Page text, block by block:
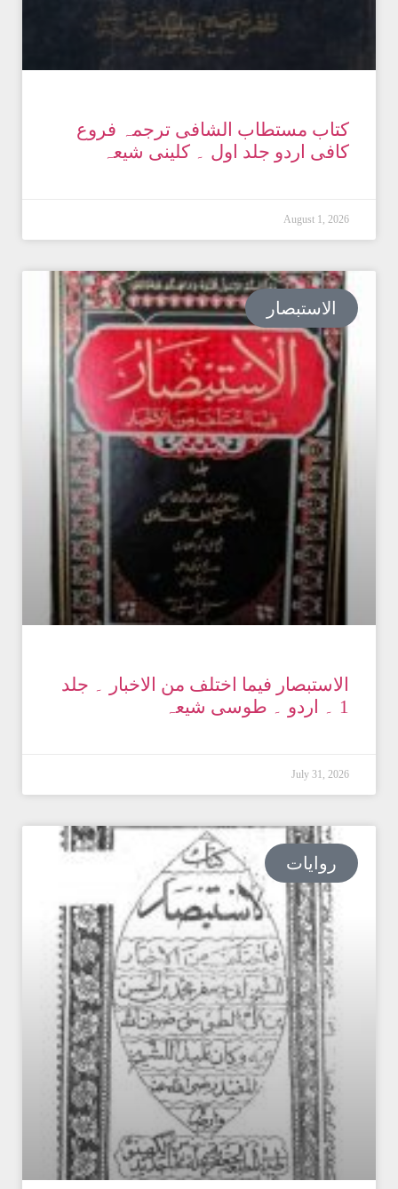
کتاب مستطاب الشافی ترجمہ فروع
کافی اردو جلد اول ۔ کلینی شیعہ
August 1, 2026
الاستبصار
الاستبصار فیما اختلف من الاخبار ۔ جلد
1 ۔ اردو ۔ طوسی شیعہ
July 31, 2026
روایات